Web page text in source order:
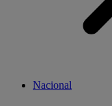
Nacional